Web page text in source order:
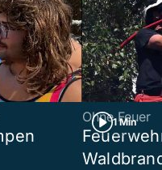
1 Min
Ohne Feuer